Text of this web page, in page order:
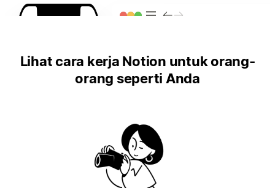
Lihat cara kerja Notion untuk orang-
orang seperti Anda